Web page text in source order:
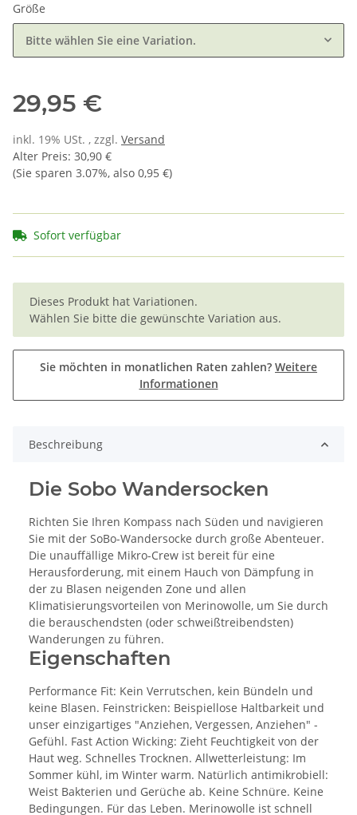
Größe
Bitte wählen Sie eine Variation.
29,95 €
inkl. 19% USt. , zzgl. Versand
Alter Preis: 30,90 €
(Sie sparen 3.07%, also 0,95 €)
Sofort verfügbar
x
Dieses Produkt hat Variationen.
Wählen Sie bitte die gewünschte Variation aus.
Sie möchten in monatlichen Raten zahlen? Weitere
Informationen
Beschreibung
Die Sobo Wandersocken
Richten Sie Ihren Kompass nach Süden und navigieren
Sie mit der SoBo-Wandersocke durch große Abenteuer.
Die unauffällige Mikro-Crew ist bereit für eine
Herausforderung, mit einem Hauch von Dämpfung in
der zu Blasen neigenden Zone und allen
Klimatisierungsvorteilen von Merinowolle, um Sie durch
die berauschendsten (oder schweißtreibendsten)
Wanderungen zu führen.
Eigenschaften
Performance Fit: Kein Verrutschen, kein Bündeln und
keine Blasen. Feinstricken: Beispiellose Haltbarkeit und
unser einzigartiges "Anziehen, Vergessen, Anziehen" -
Gefühl. Fast Action Wicking: Zieht Feuchtigkeit von der
Haut weg. Schnelles Trocknen. Allwetterleistung: Im
Sommer kühl, im Winter warm. Natürlich antimikrobiell:
Weist Bakterien und Gerüche ab. Keine Schnüre. Keine
Bedingungen. Für das Leben. Merinowolle ist schnell